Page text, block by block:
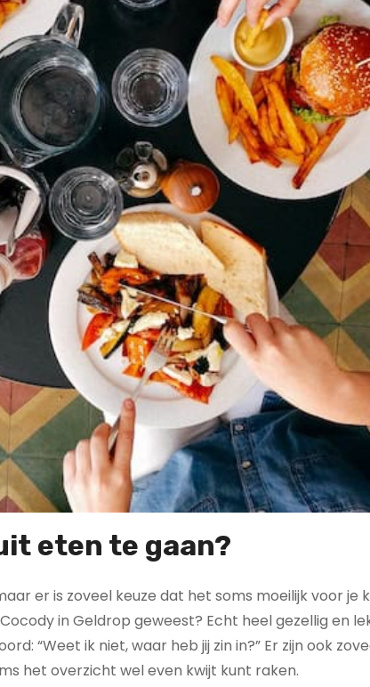
eten te gaan?
er is zoveel keuze dat het soms moeilijk voor je
in Geldrop geweest? Echt heel gezellig en
“Weet ik niet, waar heb jij zin in?” Er zijn ook
het overzicht wel even kwijt kunt raken.